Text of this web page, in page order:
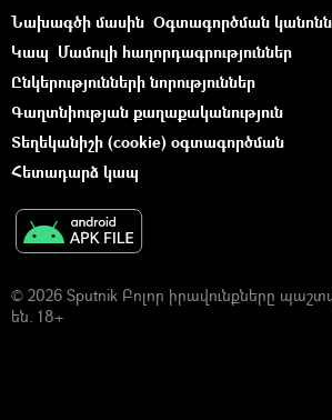
Նախագծի մասին Օգտագործման
Կապ Մամուլի հաղորդագրություններ
Ընկերությունների նորություններ
Գաղտնիության քաղաքականություն
Տեղեկանիշի (cookie) օգտագործման
Հետադարձ կապ
© 2026 Sputnik Բոլոր իրավունքները
են. 18+